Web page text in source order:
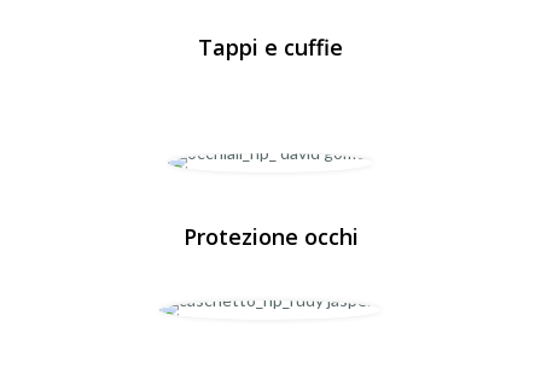
Tappi e cuffie
Protezione occhi